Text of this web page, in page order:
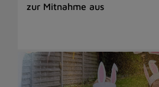
zur Mitnahme aus